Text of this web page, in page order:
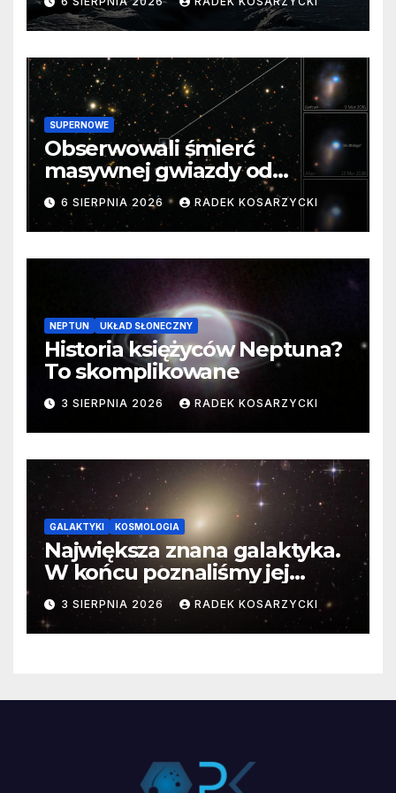
SUPERNOWE
Obserwowali śmierć
masywnej gwiazdy od
samego początku. Niezwykle
cenne dane
6 SIERPNIA 2026 RADEK KOSARZYCKI
NEPTUN UKŁAD SŁONECZNY
Historia księżyców Neptuna?
To skomplikowane
3 SIERPNIA 2026 RADEK KOSARZYCKI
GALAKTYKI KOSMOLOGIA
Największa znana galaktyka.
W końcu poznaliśmy jej
faktyczne wymiary
3 SIERPNIA 2026 RADEK KOSARZYCKI